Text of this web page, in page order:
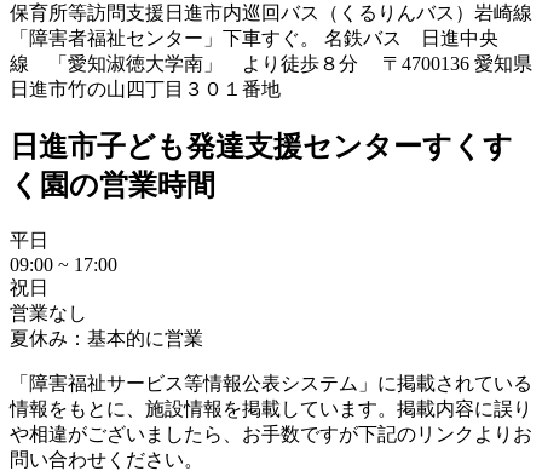
保育所等訪問支援 日進市内巡回バス（くるりんバス）岩崎線
「障害者福祉センター」下車すぐ。 名鉄バス 日進中央
線 「愛知淑徳大学南」 より徒歩８分 〒4700136 愛知県
日進市竹の山四丁目３０１番地
日進市子ども発達支援センターすくす
く園の営業時間
平日
09:00 ~ 17:00
祝日
営業なし
夏休み：基本的に営業
「障害福祉サービス等情報公表システム」に掲載されている
情報をもとに、施設情報を掲載しています。掲載内容に誤り
や相違がございましたら、お手数ですが下記のリンクよりお
問い合わせください。